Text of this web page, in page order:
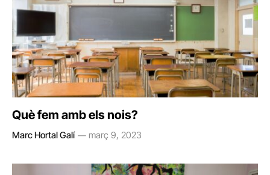
Què fem amb els nois?
Marc Hortal Galí març 9, 2023